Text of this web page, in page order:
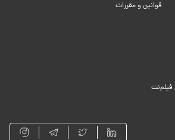
فیلم‌نت
قوانین و مقررات